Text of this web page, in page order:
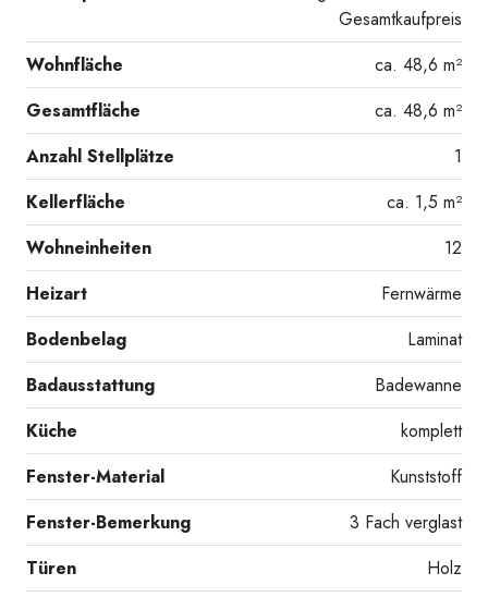
20260731_143716119_iOS
Gesamtkaufpreis
Wohnfläche
ca. 48,6 m²
Gesamtfläche
ca. 48,6 m²
Anzahl Stellplätze
1
Kellerfläche
ca. 1,5 m²
Wohneinheiten
12
Heizart
Fernwärme
Bodenbelag
Laminat
Badausstattung
Badewanne
Küche
komplett
Fenster-Material
Kunststoff
Fenster-Bemerkung
3 Fach verglast
Türen
Holz